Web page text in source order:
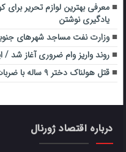
معرفی بهترین لوازم تحریر برای
یادگیری نوشتن
وزارت نفت مساجد شهرهای
روند واریز وام ضروری آغاز شد
قتل هولناک دختر ۹ ساله با ضربات متعدد چاقو
درباره اقتصاد ژورنال